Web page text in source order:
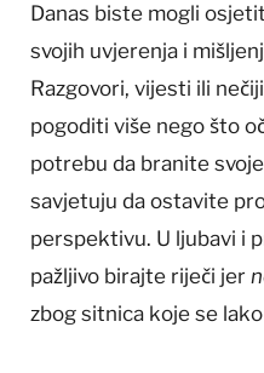
Danas biste mogli
svojih uvjerenja i
Razgovori, vijesti ili
pogoditi više nego što
potrebu da branite
savjetuju da ostavite
perspektivu. U ljubavi i
pažljivo birajte riječi jer
zbog sitnica koje se